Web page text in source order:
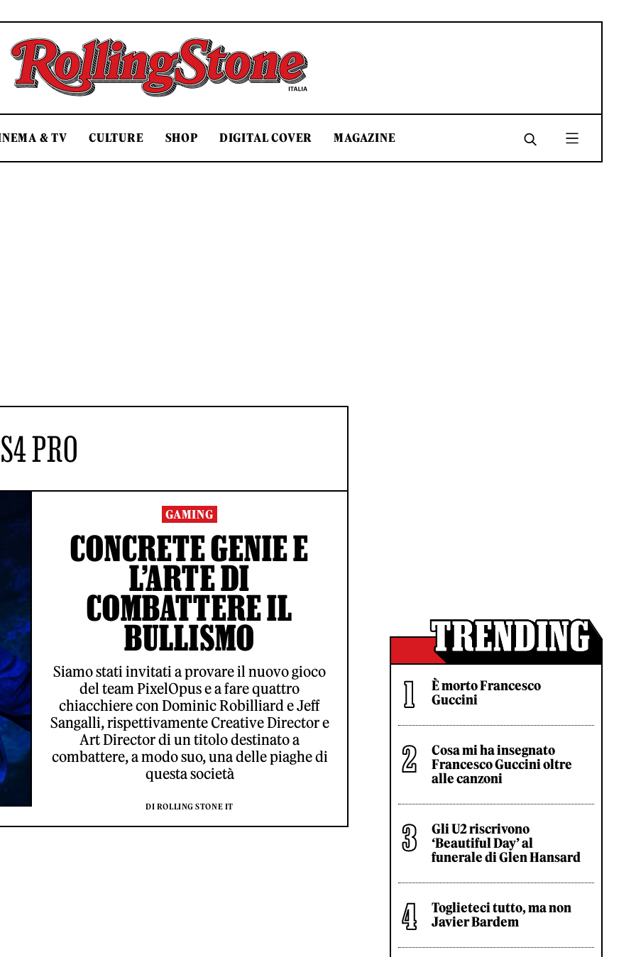
Rolling Stone Italia
& TV CULTURE SHOP DIGITAL COVER MAGAZINE
PRO
GAMING
CONCRETE GENIE E
L’ARTE DI
COMBATTERE IL
BULLISMO
Siamo stati invitati a provare il nuovo gioco
del team PixelOpus e a fare quattro
chiacchiere con Dominic Robilliard e Jeff
Sangalli, rispettivamente Creative Director e
Art Director di un titolo destinato a
combattere, a modo suo, una delle piaghe di
questa società
DI ROLLING STONE IT
È morto Francesco
Guccini
Cosa mi ha insegnato
Francesco Guccini oltre
alle canzoni
Gli U2 riscrivono
‘Beautiful Day’ al
funerale di Glen Hansard
Toglieteci tutto, ma non
Javier Bardem